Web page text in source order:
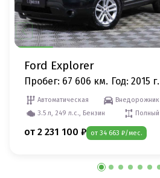
Ford Explorer
Пробег: 67 606 км. Год: 2015 г.
Автоматическая
Внедорожник
3.5 л, 249 л.с., Бензин
Полный
от 2 231 100 ₽ от 34 663 ₽/мес.